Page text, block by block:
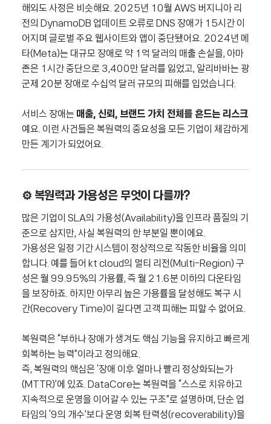
해외도 사정은 비슷해요. 2025년 10월 AWS 버지니아 리
전의 DynamoDB 업데이트 오류로 DNS 장애가 15시간 이
어지며 글로벌 주요 웹사이트와 앱이 중단됐어요. 2024년 메
타(Meta)는 대규모 장애로 약 1억 달러의 매출 손실을, 아마
존은 1시간 중단으로 3,400만 달러를 잃었고, 알리바바는 광
군제 20분 장애로 수십억 달러 규모의 피해를 입었습니다.
서비스 장애는 매출, 신뢰, 브랜드 가치 전체를 흔드는 리스크
예요. 이런 사건들은 복원력의 중요성을 모든 기업이 체감하게
만든 계기가 되었어요.
⚙️ 복원력과 가용성은 무엇이 다를까?
많은 기업이 SLA의 가용성(Availability)을 인프라 품질의 기
준으로 삼지만, 사실 복원력의 한 부분일 뿐이에요.
가용성은 일정 기간 시스템이 정상적으로 작동한 비율을 의미
합니다. 예를 들어 kt cloud의 멀티 리전(Multi-Region) 구
성은 월 99.95%의 가용률, 즉 월 21.6분 이하의 다운타임
을 보장하죠. 하지만 아무리 높은 가용률을 달성해도 복구 시
간(Recovery Time)이 길다면 고객 피해는 피할 수 없어요.
복원력은 “부하나 장애가 생겨도 핵심 기능을 유지하고 빠르게
회복하는 능력”이라고 정의해요.
즉, 복원력의 핵심은 ‘장애 이후 얼마나 빨리 정상화되는가
(MTTR)’에 있죠. DataCore는 복원력을 “스스로 치유하고
지속적으로 운영을 이어갈 수 있는 구조”로 설명하며, 단순 업
타임의 ‘9의 개수’보다 운영 회복 탄력성(recoverability)을